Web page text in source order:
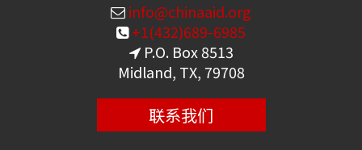
info@chinaaid.org
+1(432)689-6985
P.O. Box 8513
Midland, TX, 79708
联系我们